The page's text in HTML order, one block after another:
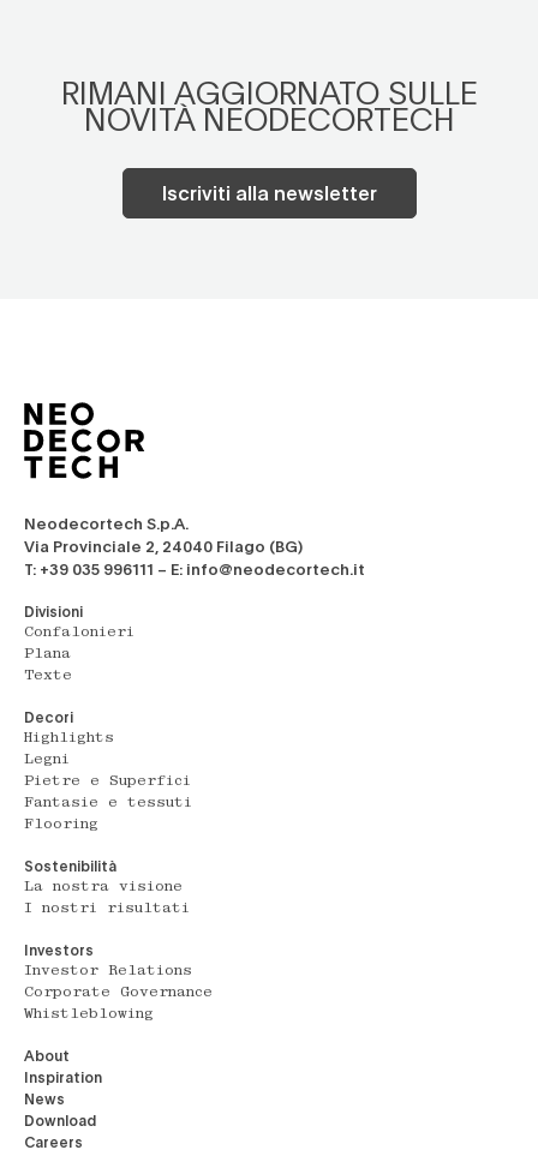
RIMANI AGGIORNATO SULLE
NOVITÀ NEODECORTECH
Iscriviti alla newsletter
Neodecortech S.p.A.
Via Provinciale 2, 24040 Filago (BG)
T: +39 035 996111 – E: info@neodecortech.it
Divisioni
Confalonieri
Plana
Texte
Decori
Highlights
Legni
Pietre e Superfici
Fantasie e tessuti
Flooring
Sostenibilità
La nostra visione
I nostri risultati
Investors
Investor Relations
Corporate Governance
Whistleblowing
About
Inspiration
News
Download
Careers